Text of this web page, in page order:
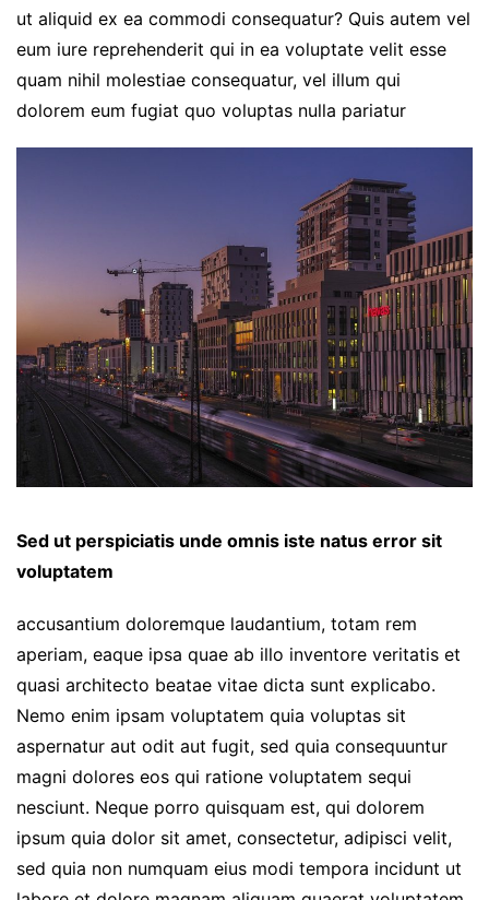
ut aliquid ex ea commodi consequatur? Quis autem vel
eum iure reprehenderit qui in ea voluptate velit esse
quam nihil molestiae consequatur, vel illum qui
dolorem eum fugiat quo voluptas nulla pariatur
Sed ut perspiciatis unde omnis iste natus error sit
voluptatem
accusantium doloremque laudantium, totam rem
aperiam, eaque ipsa quae ab illo inventore veritatis et
quasi architecto beatae vitae dicta sunt explicabo.
Nemo enim ipsam voluptatem quia voluptas sit
aspernatur aut odit aut fugit, sed quia consequuntur
magni dolores eos qui ratione voluptatem sequi
nesciunt. Neque porro quisquam est, qui dolorem
ipsum quia dolor sit amet, consectetur, adipisci velit,
sed quia non numquam eius modi tempora incidunt ut